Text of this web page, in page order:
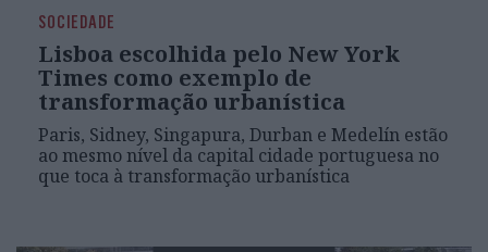
SOCIEDADE
Lisboa escolhida pelo New York
Times como exemplo de
transformação urbanística
Paris, Sidney, Singapura, Durban e Medelín estão
ao mesmo nível da capital cidade portuguesa no
que toca à transformação urbanística